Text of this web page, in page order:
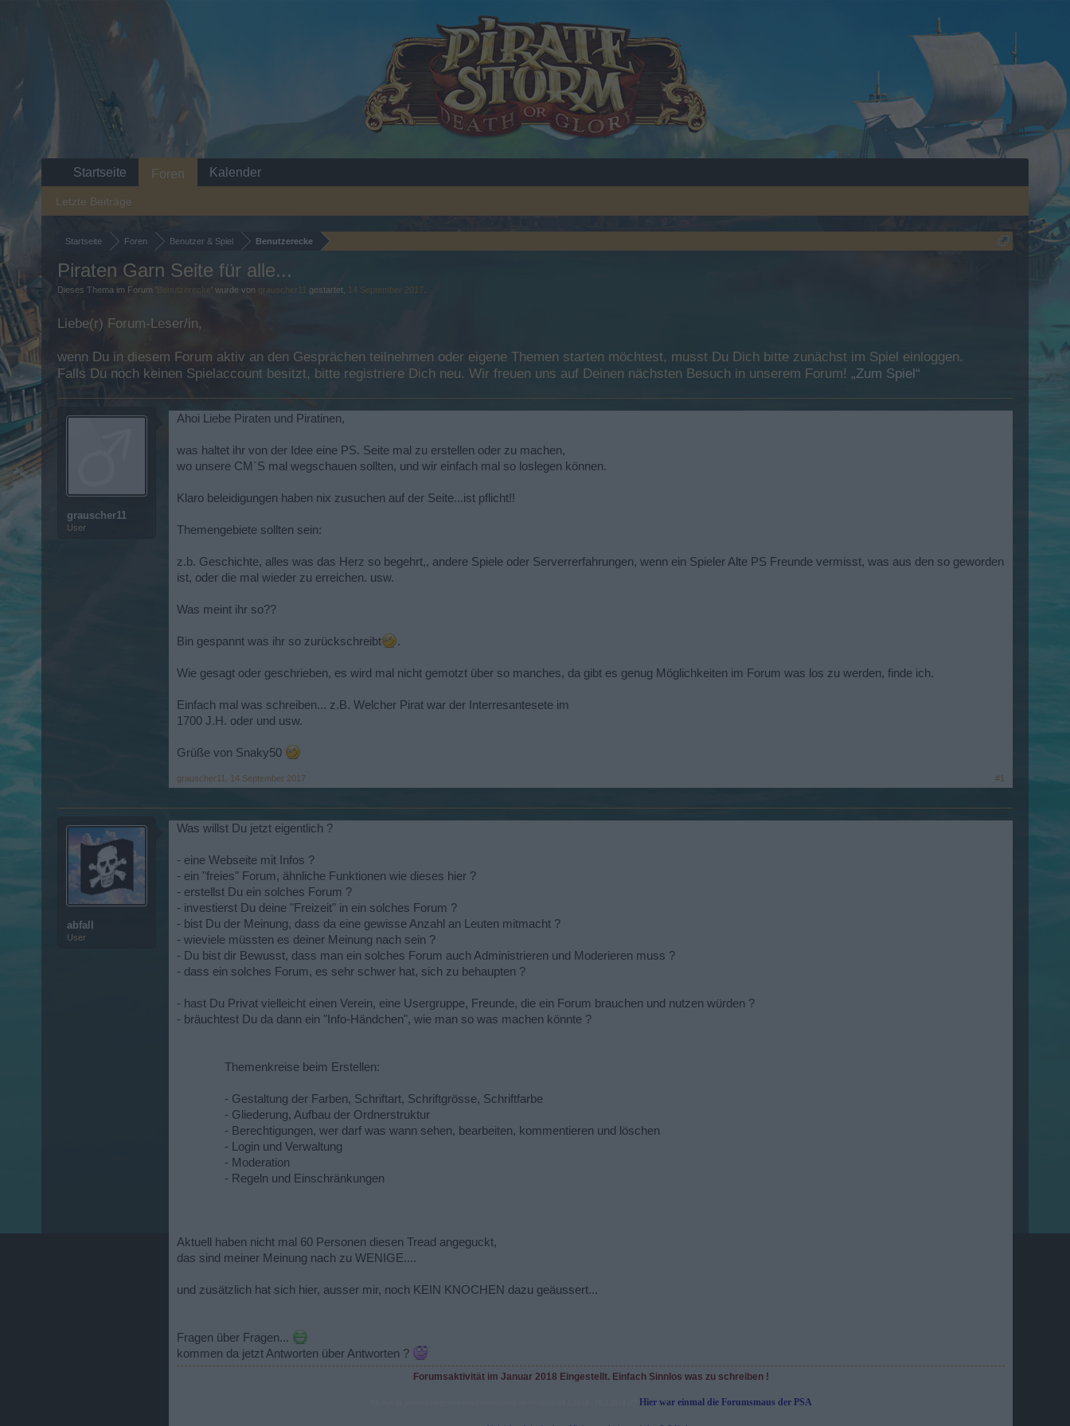
Startseite Foren Benutzer & Spiel Benutzerecke
Piraten Garn Seite für alle...
Dieses Thema im Forum ' Benutzerecke ' wurde von grauscher11 gestartet, 14 September 2017
Liebe(r) Forum-Leser/in,
wenn Du in diesem Forum aktiv an den Gesprächen teilnehmen oder eigene Themen starten möchtest, musst Du Dich bitte zunächst im Spiel einloggen.
Falls Du noch keinen Spielaccount besitzt, bitte registriere Dich neu. Wir freuen uns auf Deinen nächsten Besuch in unserem Forum! „Zum Spiel“
grauscher11
User
Ahoi Liebe Piraten und Piratinen,
was haltet ihr von der Idee eine PS. Seite mal zu erstellen oder zu machen,
wo unsere CM`S mal wegschauen sollten, und wir einfach mal so loslegen können.
Klaro beleidigungen haben nix zusuchen auf der Seite...ist pflicht!!
Themengebiete sollten sein:
z.b. Geschichte, alles was das Herz so begehrt,, andere Spiele oder Serverrerfahrungen, wenn ein Spieler Alte PS Freunde vermisst, was aus den so geworden
ist, oder die mal wieder zu erreichen. usw.
Was meint ihr so??
Bin gespannt was ihr so zurückschreibt .
Wie gesagt oder geschrieben, es wird mal nicht gemotzt über so manches, da gibt es genug Möglichkeiten im Forum was los zu werden, finde ich.
Einfach mal was schreiben... z.B. Welcher Pirat war der Interresantesete im
1700 J.H. oder und usw.
Grüße von Snaky50
grauscher11 14 September 2017 #1
abfall
User
Was willst Du jetzt eigentlich ?
- eine Webseite mit Infos ?
- ein "freies" Forum, ähnliche Funktionen wie dieses hier ?
- erstellst Du ein solches Forum ?
- investierst Du deine "Freizeit" in ein solches Forum ?
- bist Du der Meinung, dass da eine gewisse Anzahl an Leuten mitmacht ?
- wieviele müssten es deiner Meinung nach sein ?
- Du bist dir Bewusst, dass man ein solches Forum auch Administrieren und Moderieren muss ?
- dass ein solches Forum, es sehr schwer hat, sich zu behaupten ?
- hast Du Privat vielleicht einen Verein, eine Usergruppe, Freunde, die ein Forum brauchen und nutzen würden ?
- bräuchtest Du da dann ein "Info-Händchen", wie man so was machen könnte ?
Themenkreise beim Erstellen:
- Gestaltung der Farben, Schriftart, Schriftgrösse, Schriftfarbe
- Gliederung, Aufbau der Ordnerstruktur
- Berechtigungen, wer darf was wann sehen, bearbeiten, kommentieren und löschen
- Login und Verwaltung
- Moderation
- Regeln und Einschränkungen
Aktuell haben nicht mal 60 Personen diesen Tread angeguckt,
das sind meiner Meinung nach zu WENIGE....
und zusätzlich hat sich hier, ausser mir, noch KEIN KNOCHEN dazu geäussert...
Fragen über Fragen...
kommen da jetzt Antworten über Antworten ?
Forumsaktivität im Januar 2018 Eingestellt. Einfach Sinnlos was zu schreiben !
Hier war einmal die Forumsmaus der PSA
Startseite Foren
Letzte Beiträge
Kalender